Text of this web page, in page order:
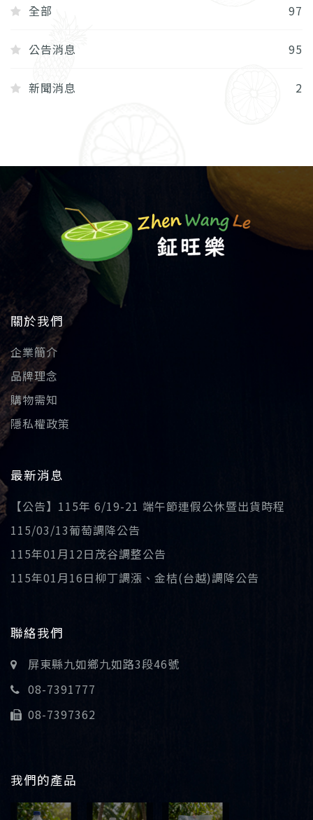
全部 97
公告消息 95
新聞消息 2
關於我們
企業簡介
品牌理念
購物需知
隱私權政策
最新消息
【公告】115年 6/19-21 端午節連假公休暨出貨時程
115/03/13葡萄調降公告
115年01月12日茂谷調整公告
115年01月16日柳丁調漲、金桔(台越)調降公告
聯絡我們
屏東縣九如鄉九如路3段46號
08-7391777
08-7397362
我們的產品